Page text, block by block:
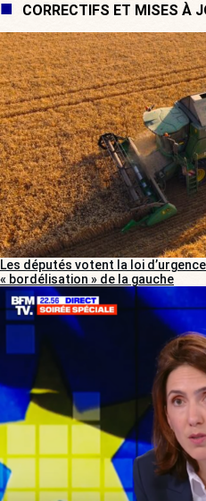
CORRECTIFS ET MISES À
Les députés votent la loi
« bordélisation » de la gauche